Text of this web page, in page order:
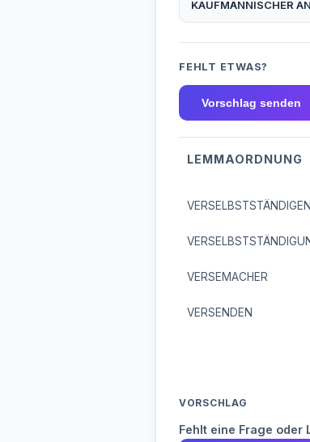
KAUFMÄNNISCHER
FEHLT ETWAS?
Vorschlag senden
LEMMAORDNUNG
VERSELBSTSTÄNDIGEN
VERSEMACHER
VERSENDEN
VORSCHLAG
Fehlt eine Frage oder